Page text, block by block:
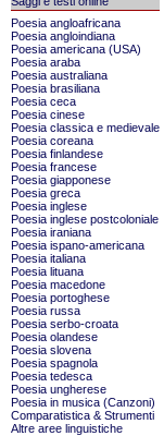
Poesia angloafricana
Poesia angloindiana
Poesia americana (USA)
Poesia araba
Poesia australiana
Poesia brasiliana
Poesia ceca
Poesia cinese
Poesia classica e medievale
Poesia coreana
Poesia finlandese
Poesia francese
Poesia giapponese
Poesia greca
Poesia inglese
Poesia inglese postcoloniale
Poesia iraniana
Poesia ispano-americana
Poesia italiana
Poesia lituana
Poesia macedone
Poesia portoghese
Poesia russa
Poesia serbo-croata
Poesia olandese
Poesia slovena
Poesia spagnola
Poesia tedesca
Poesia ungherese
Poesia in musica (Canzoni)
Comparatistica & Strumenti
Altre aree linguistiche